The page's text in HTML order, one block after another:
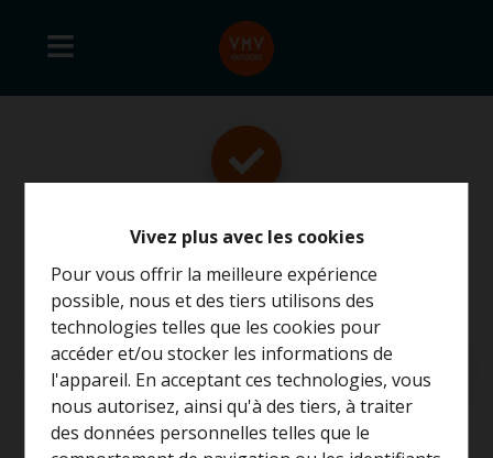
Vivez plus avec les cookies
Pour vous offrir la meilleure expérience
possible, nous et des tiers utilisons des
technologies telles que les cookies pour
accéder et/ou stocker les informations de
l'appareil. En acceptant ces technologies, vous
nous autorisez, ainsi qu'à des tiers, à traiter
des données personnelles telles que le
Merci!
Retour à la page précédente Retour à la page d'accueil
Curieux de connaître la